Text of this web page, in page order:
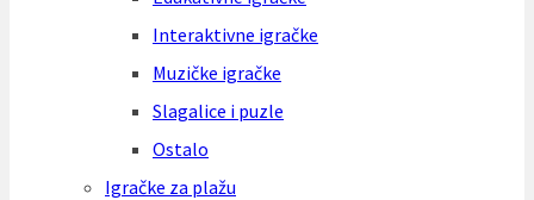
Interaktivne igračke
Muzičke igračke
Slagalice i puzle
Ostalo
Igračke za plažu